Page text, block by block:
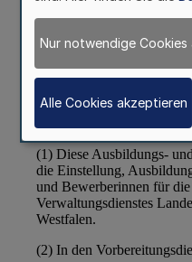
Nur notwendige Cookies
Alle Cookies akzeptieren